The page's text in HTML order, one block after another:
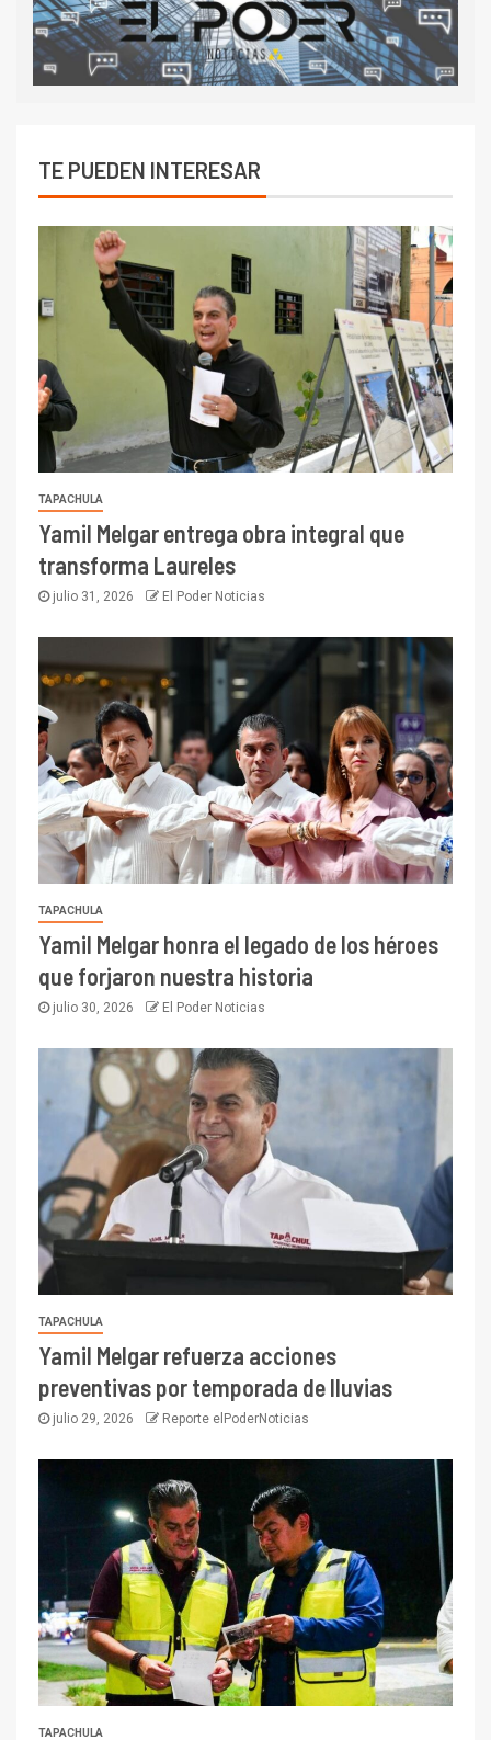
TE PUEDEN INTERESAR
TAPACHULA
Yamil Melgar entrega obra integral que
transforma Laureles
julio 31, 2026 El Poder Noticias
TAPACHULA
Yamil Melgar honra el legado de los héroes
que forjaron nuestra historia
julio 30, 2026 El Poder Noticias
TAPACHULA
Yamil Melgar refuerza acciones
preventivas por temporada de lluvias
julio 29, 2026 Reporte elPoderNoticias
TAPACHULA